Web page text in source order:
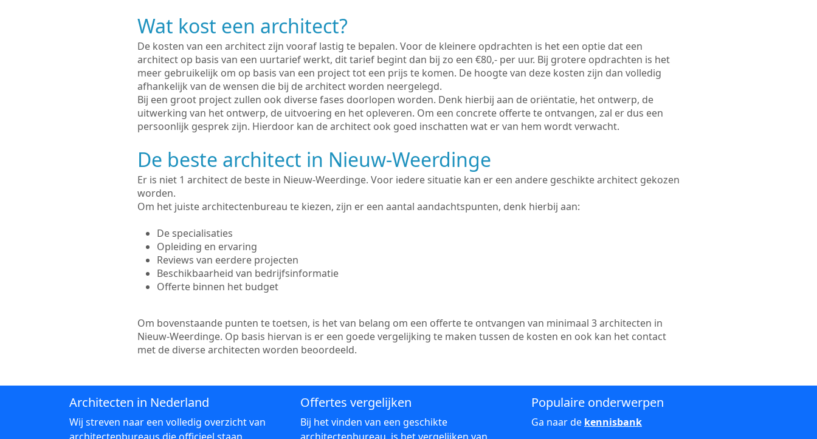
Wat kost een architect?
De kosten van een architect zijn vooraf lastig te bepalen. Voor de kleinere opdrachten is het een optie dat een
architect op basis van een uurtarief werkt, dit tarief begint dan bij zo een €80,- per uur. Bij grotere opdrachten is het
meer gebruikelijk om op basis van een project tot een prijs te komen. De hoogte van deze kosten zijn dan volledig
afhankelijk van de wensen die bij de architect worden neergelegd.
Bij een groot project zullen ook diverse fases doorlopen worden. Denk hierbij aan de oriëntatie, het ontwerp, de
uitwerking van het ontwerp, de uitvoering en het opleveren. Om een concrete offerte te ontvangen, zal er dus een
persoonlijk gesprek zijn. Hierdoor kan de architect ook goed inschatten wat er van hem wordt verwacht.
De beste architect in Nieuw-Weerdinge
Er is niet 1 architect de beste in Nieuw-Weerdinge. Voor iedere situatie kan er een andere geschikte architect gekozen
worden.
Om het juiste architectenbureau te kiezen, zijn er een aantal aandachtspunten, denk hierbij aan:
De specialisaties
Opleiding en ervaring
Reviews van eerdere projecten
Beschikbaarheid van bedrijfsinformatie
Offerte binnen het budget
Om bovenstaande punten te toetsen, is het van belang om een offerte te ontvangen van minimaal 3 architecten in
Nieuw-Weerdinge. Op basis hiervan is er een goede vergelijking te maken tussen de kosten en ook kan het contact
met de diverse architecten worden beoordeeld.
Architecten in Nederland
Wij streven naar een volledig overzicht van
Offertes vergelijken
Bij het vinden van een geschikte
Populaire onderwerpen
Ga naar de kennisbank